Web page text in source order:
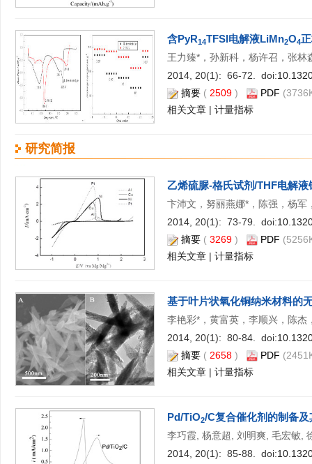
含PyR14TFSI电解液LiMn2O4
王力臻*，孙新科，杨许召，张林
2014, 20(1): 66-72. doi:
摘要( 2509) PDF
相关文章| 计量指标
研究简报
乙烯硫脲-格氏试剂/THF电解
卞沛文，努丽燕娜*，陈强，杨军
2014, 20(1): 73-79. doi:
摘要( 3269) PDF
相关文章| 计量指标
基于叶片状氧化铜纳米材料的
李艳彩*，黄富英，李顺兴，陈杰
2014, 20(1): 80-84. doi:
摘要( 2658) PDF
相关文章| 计量指标
Pd/TiO2/C复合催化剂的制备
李巧霞, 杨意超, 刘明爽, 毛宏敏,
2014, 20(1): 85-88. doi: